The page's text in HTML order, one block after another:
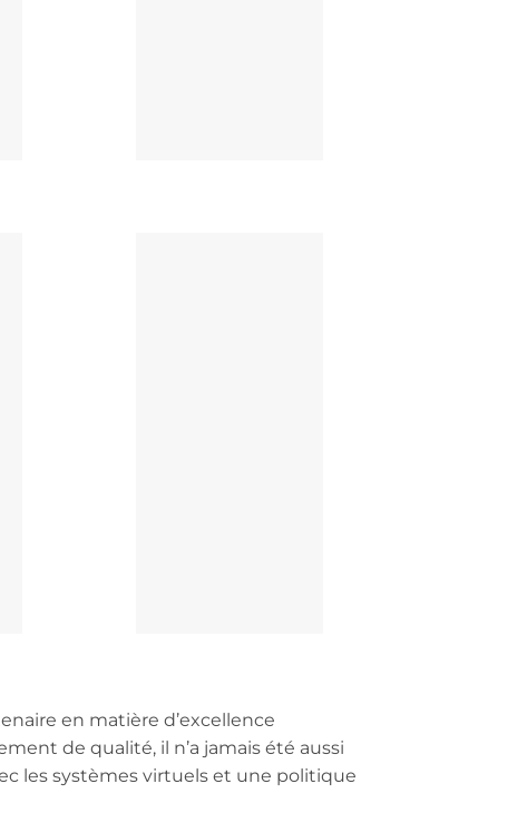
en matière d’excellence
de qualité, il n’a jamais été aussi
les systèmes virtuels et une politique